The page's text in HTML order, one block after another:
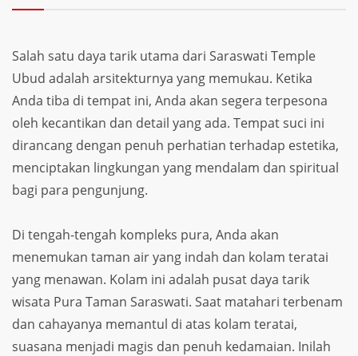
Salah satu daya tarik utama dari Saraswati Temple
Ubud adalah arsitekturnya yang memukau. Ketika
Anda tiba di tempat ini, Anda akan segera terpesona
oleh kecantikan dan detail yang ada. Tempat suci ini
dirancang dengan penuh perhatian terhadap estetika,
menciptakan lingkungan yang mendalam dan spiritual
bagi para pengunjung.
Di tengah-tengah kompleks pura, Anda akan
menemukan taman air yang indah dan kolam teratai
yang menawan. Kolam ini adalah pusat daya tarik
wisata Pura Taman Saraswati. Saat matahari terbenam
dan cahayanya memantul di atas kolam teratai,
suasana menjadi magis dan penuh kedamaian. Inilah